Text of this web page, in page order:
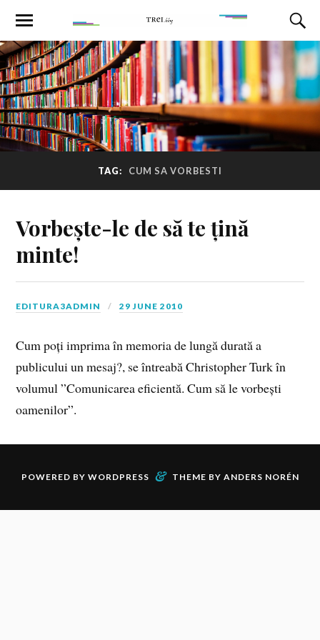
TAG: CUM SA VORBESTI
Vorbește-le de să te țină
minte!
EDITURA3ADMIN 29 JUNE 2010
Cum poți imprima în memoria de lungă durată a
publicului un mesaj?, se întreabă Christopher Turk în
volumul ”Comunicarea eficientă. Cum să le vorbești
oamenilor”.
POWERED BY WORDPRESS & THEME BY ANDERS NORÉN